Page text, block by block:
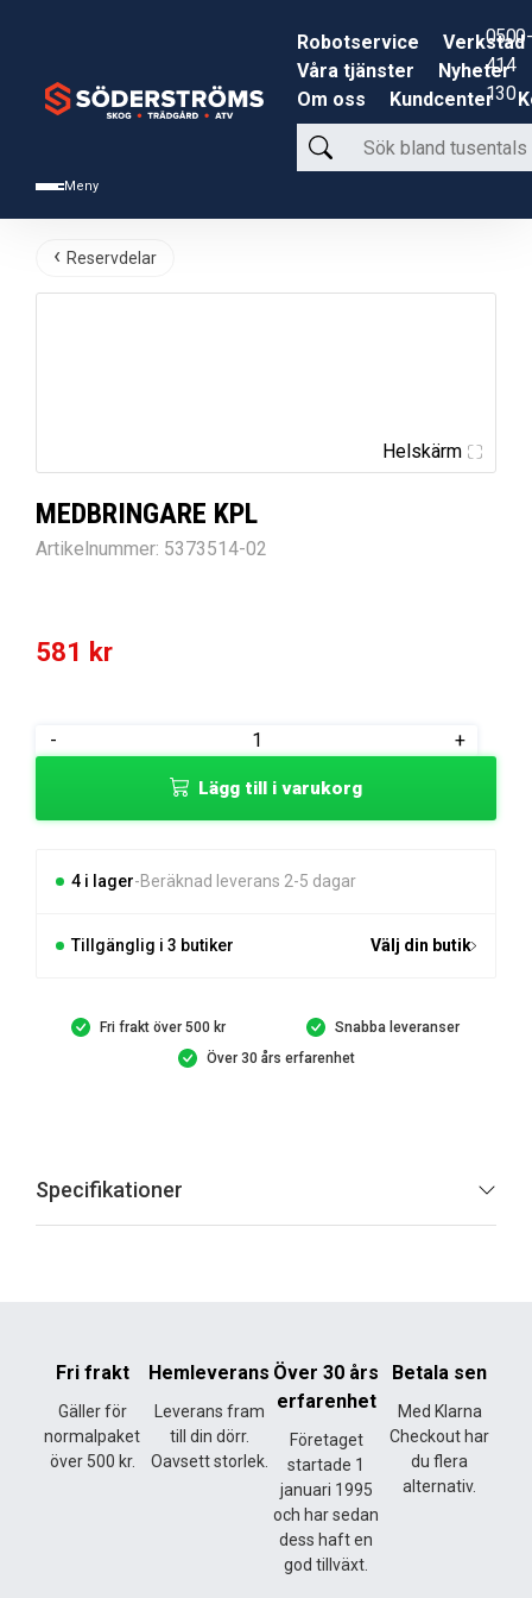
Meny
Robotservice
Verkstad
Våra tjänster
Nyheter
Om oss
Kundcenter
Sök
bland
produkter
0500-
414
130
Reservdelar
Helskärm
MEDBRINGARE KPL
Artikelnummer: 5373514-02
581 kr
-
MEDBRINGARE
+
Lägg till i varukorg
4 i lager Beräknad leverans 2-5 dagar
Tillgänglig i 3 butiker Välj din butik
Fri frakt över 500 kr
Snabba leveranser
Över 30 års erfarenhet
Specifikationer
Fri frakt
Gäller för
normalpaket
över 500 kr.
Hemleverans
Leverans fram
till din dörr.
Oavsett storlek.
Över 30 års
erfarenhet
Företaget
startade 1
januari 1995
och har sedan
dess haft en
god tillväxt.
Betala sen
Med Klarna
Checkout har
du flera
alternativ.